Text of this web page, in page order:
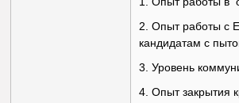
2. Опыт работы с
кандидатам с
3. Уровень
4. Опыт закрытия